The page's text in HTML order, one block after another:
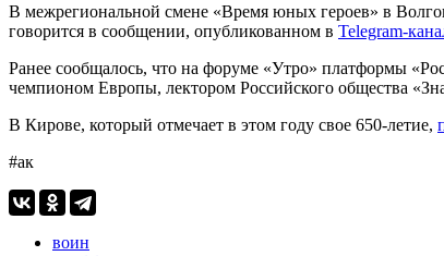
В межрегиональной смене «Время юных героев» в
говорится в сообщении, опубликованном в Telegram-
Ранее сообщалось, что на форуме «Утро» платформы
чемпионом Европы, лектором Российского общества
В Кирове, который отмечает в этом году свое 650-летие,
#ак
воин